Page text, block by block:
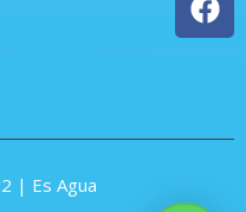
| Es Agua